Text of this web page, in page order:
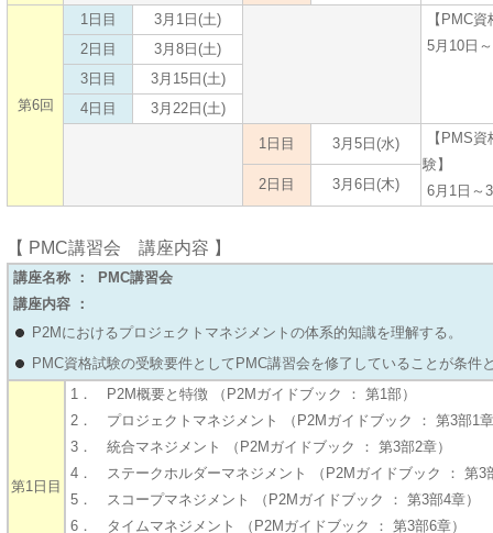
第6回
1日目 3月1日(土)
【PMC
5月10日
2日目
3月8日(土)
3日目
3月15日(土)
4日目
3月22日(土)
1日目 3月5日(水)
【PMS
験】
6月1日～
2日目 3月6日(木)
【 PMC講習会 講座内容 】
講座名称 ： PMC講習会
講座内容 ：
P2Mにおけるプロジェクトマネジメントの体系的知識を理解する。
PMC資格試験の受験要件としてPMC講習会を修了していることが条件
第1日目
1． P2M概要と特徴 （P2Mガイドブック ： 第1部）
2． プロジェクトマネジメント （P2Mガイドブック ： 第3部1
3． 統合マネジメント （P2Mガイドブック ： 第3部2章）
4． ステークホルダーマネジメント （P2Mガイドブック ： 第3
5． スコープマネジメント （P2Mガイドブック ： 第3部4章）
6． タイムマネジメント （P2Mガイドブック ： 第3部6章）